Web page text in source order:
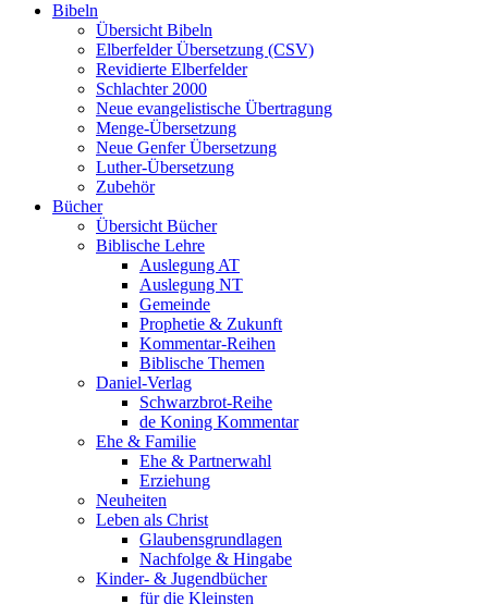
Bibeln
Übersicht Bibeln
Elberfelder Übersetzung (CSV)
Revidierte Elberfelder
Schlachter 2000
Neue evangelistische Übertragung
Menge-Übersetzung
Neue Genfer Übersetzung
Luther-Übersetzung
Zubehör
Bücher
Übersicht Bücher
Biblische Lehre
Auslegung AT
Auslegung NT
Gemeinde
Prophetie & Zukunft
Kommentar-Reihen
Biblische Themen
Daniel-Verlag
Schwarzbrot-Reihe
de Koning Kommentar
Ehe & Familie
Ehe & Partnerwahl
Erziehung
Neuheiten
Leben als Christ
Glaubensgrundlagen
Nachfolge & Hingabe
Kinder- & Jugendbücher
für die Kleinsten